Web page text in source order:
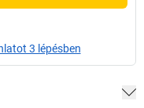
3 lépésben